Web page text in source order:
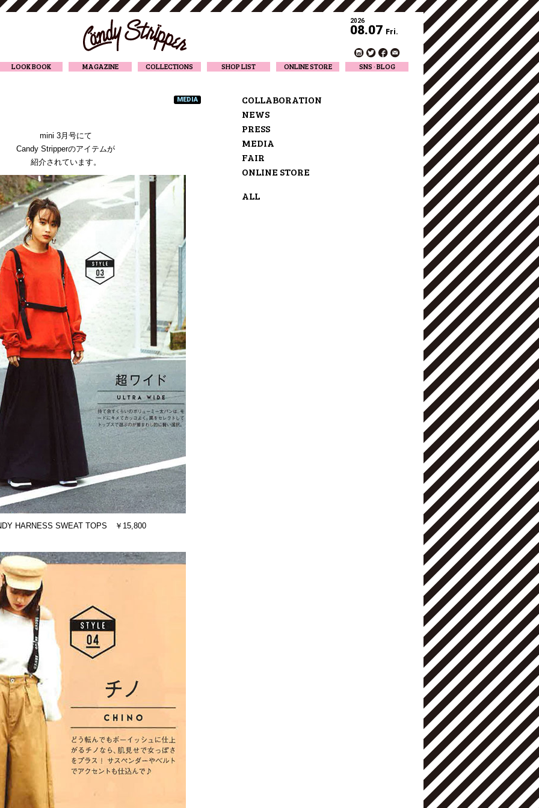
2026
08.07 Fri.
LOOK BOOK MAGAZINE COLLECTIONS SHOP LIST ONLINE STORE SNS · BLOG
MEDIA
mini 3月号にて
Candy Stripperのアイテムが
紹介されています。
HARNESS SWEAT TOPS ￥15,800
COLLABORATION
NEWS
PRESS
MEDIA
FAIR
ONLINE STORE
ALL